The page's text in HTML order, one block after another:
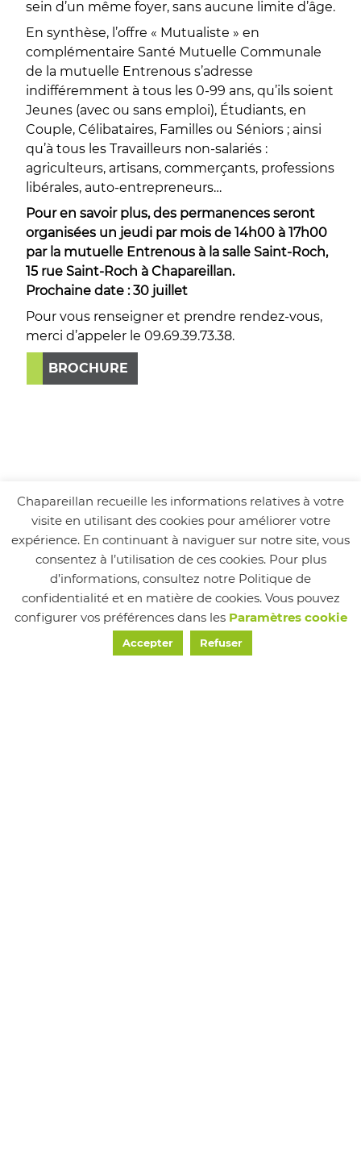
sein d’un même foyer, sans aucune limite d’âge.
En synthèse, l’offre « Mutualiste » en
complémentaire Santé Mutuelle Communale
de la mutuelle Entrenous s’adresse
indifféremment à tous les 0-99 ans, qu’ils soient
Jeunes (avec ou sans emploi), Étudiants, en
Couple, Célibataires, Familles ou Séniors ; ainsi
qu’à tous les Travailleurs non-salariés :
agriculteurs, artisans, commerçants, professions
libérales, auto-entrepreneurs…
Pour en savoir plus, des permanences seront
organisées un jeudi par mois de 14h00 à 17h00
par la mutuelle Entrenous à la salle Saint-Roch,
15 rue Saint-Roch à Chapareillan.
Prochaine date : 30 juillet
Pour vous renseigner et prendre rendez-vous,
merci d’appeler le 09.69.39.73.38.
BROCHURE
Suivez-nous
Chapareillan recueille les informations relatives à votre
visite en utilisant des cookies pour améliorer votre
expérience. En continuant à naviguer sur notre site, vous
consentez à l’utilisation de ces cookies. Pour plus
d’informations, consultez notre Politique de
confidentialité et en matière de cookies. Vous pouvez
configurer vos préférences dans les Paramètres cookie
Accepter Refuser